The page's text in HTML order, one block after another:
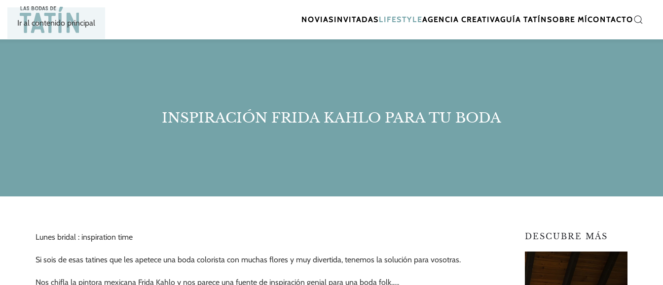
Ir al contenido principal NOVIASINVITADASLIFESTYLEAGENCIA CREATIVAGUÍA TATÍNSOBRE MÍCONTACTO
INSPIRACIÓN FRIDA KAHLO PARA TU BODA
Lunes bridal : inspiration time
Si sois de esas tatines que les apetece una boda colorista con muchas flores y muy divertida, tenemos la solución para vosotras.
Nos chifla la pintora mexicana Frida Kahlo y nos parece una fuente de inspiración genial para una boda folk…..
DESCUBRE MÁS